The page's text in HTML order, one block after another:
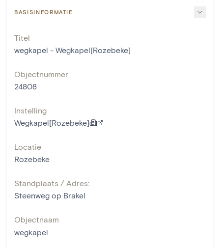
BASISINFORMATIE
Titel
wegkapel - Wegkapel[Rozebeke]
Objectnummer
24808
Instelling
Wegkapel[Rozebeke]
Locatie
Rozebeke
Standplaats / Adres:
Steenweg op Brakel
Objectnaam
wegkapel